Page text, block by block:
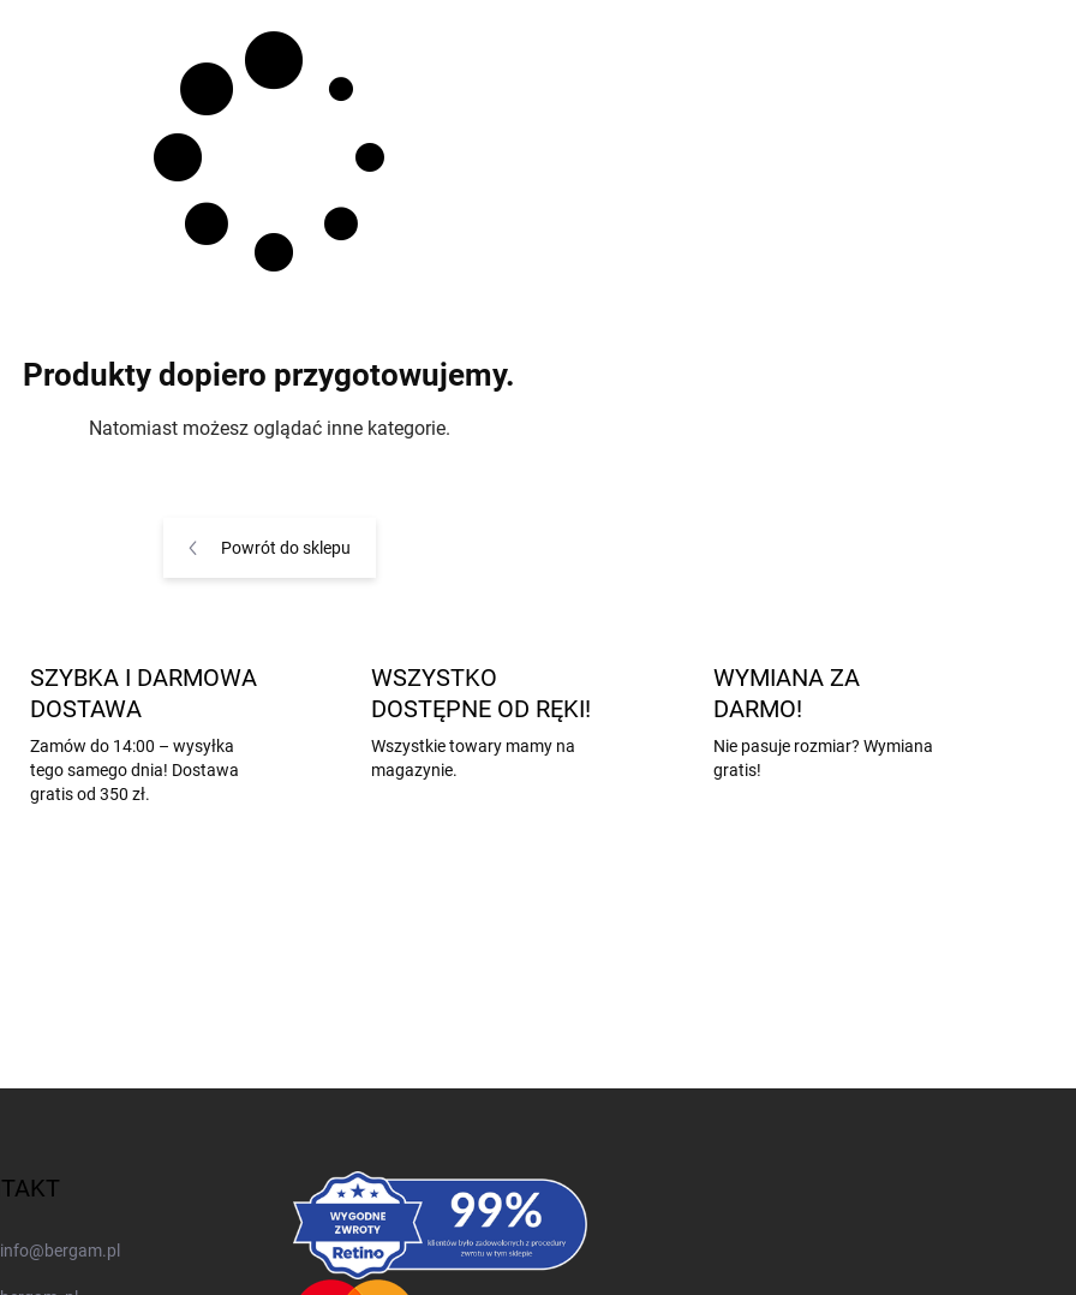
Produkty dopiero przygotowujemy.
Natomiast możesz oglądać inne kategorie.
Powrót do sklepu
SZYBKA I DARMOWA
DOSTAWA
Zamów do 14:00 – wysyłka
tego samego dnia! Dostawa
gratis od 350 zł.
WSZYSTKO
DOSTĘPNE OD RĘKI!
Wszystkie towary mamy na
magazynie.
WYMIANA ZA
DARMO!
Nie pasuje rozmiar? Wymiana
gratis!
info@bergam.pl